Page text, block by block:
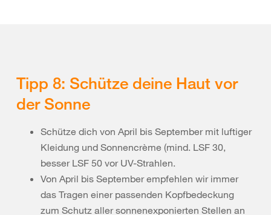
Tipp 8: Schütze deine Haut vor
der Sonne
Schütze dich von April bis September mit luftiger
Kleidung und Sonnencrème (mind. LSF 30,
besser LSF 50 vor UV-Strahlen.
Von April bis September empfehlen wir immer
das Tragen einer passenden Kopfbedeckung
zum Schutz aller sonnenexponierten Stellen an